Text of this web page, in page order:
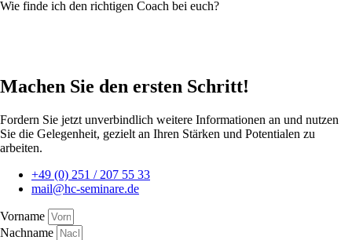
Wie finde ich den richtigen Coach bei euch?
Machen Sie den ersten Schritt!
Fordern Sie jetzt unverbindlich weitere Informationen an und nutzen
Sie die Gelegenheit, gezielt an Ihren Stärken und Potentialen zu
arbeiten.
+49 (0) 251 / 207 55 33
mail@hc-seminare.de
Vorname
Nachname